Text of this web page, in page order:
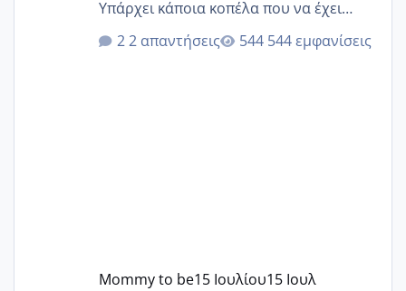
Υπάρχει κάποια κοπέλα που να έχει
παρόμοιο ιστορικό να μας πει την
εμπειρία της;Να σημειώσω είναι η
2 απαντήσεις 544 εμφανίσεις
Mommy to be15 Ιουλίου15 Ιουλ